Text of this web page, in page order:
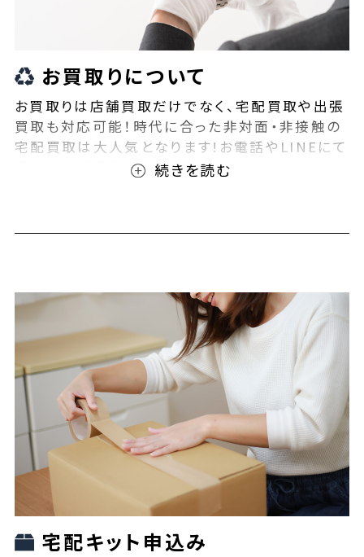
お買取りについて
お買取りは店舗買取だけでなく、宅配買取や出張
買取も対応可能！時代に合った非対面・非接触の
宅配買取は大人気となります!お電話やLINEにて
事前査定が可能となっております！また無料の宅
宅配キット申込み